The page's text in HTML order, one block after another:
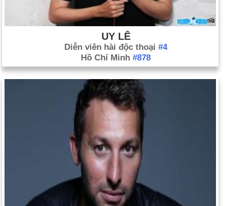
UY LÊ
Diễn viên hài độc thoại #4
Hồ Chí Minh #878